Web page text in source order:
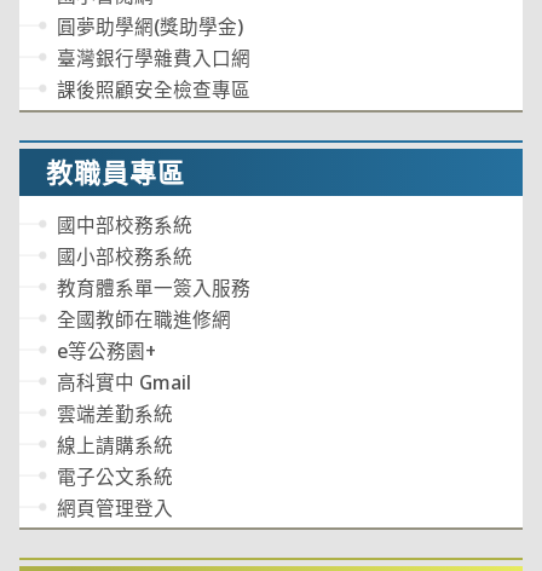
圓夢助學網(獎助學金)
臺灣銀行學雜費入口網
課後照顧安全檢查專區
教職員專區
國中部校務系統
國小部校務系統
教育體系單一簽入服務
全國教師在職進修網
e等公務園+
高科實中 Gmail
雲端差勤系統
線上請購系統
電子公文系統
網頁管理登入